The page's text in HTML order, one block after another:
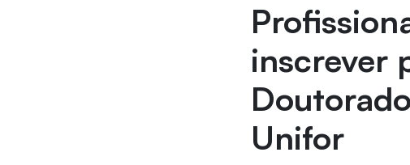
inscrever
Unifor